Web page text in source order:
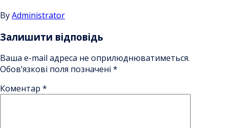
ByAdministrator
Залишити відповідь
Ваша e-mail адреса не оприлюднюватиметься.
Обов’язкові поля позначені *
Коментар *